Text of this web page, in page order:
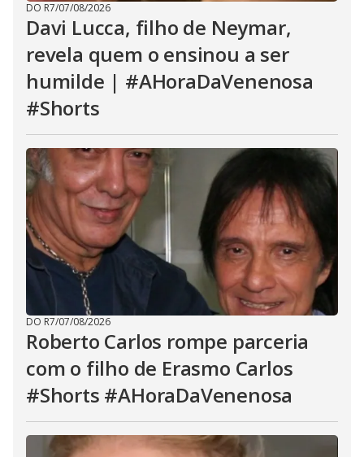
DO R7/07/08/2026
Davi Lucca, filho de Neymar,
revela quem o ensinou a ser
humilde | #AHoraDaVenenosa
#Shorts
DO R7/07/08/2026
Roberto Carlos rompe parceria
com o filho de Erasmo Carlos
#Shorts #AHoraDaVenenosa